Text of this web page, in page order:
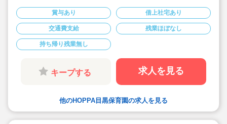
◇8:00～17:00の固定勤務でプライベート充実
◇調理業務全般に従事して頂きます
賞与あり 借上社宅あり
交通費支給 残業ほぼなし
持ち帰り残業無し
キープする 求人を見る
他のHOPPA目黒保育園の求人を見る